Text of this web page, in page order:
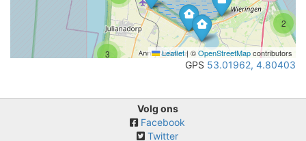
2
3 Leaflet| ©OpenStreetMapcontributors
GPS 53.01962, 4.80403
Volg ons
Facebook
Twitter